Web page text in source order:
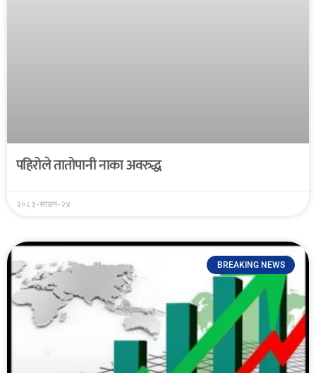
पहिरोले तातोपानी नाका अवरुद्ध
२०८३-साउन-२४
BREAKING NEWS